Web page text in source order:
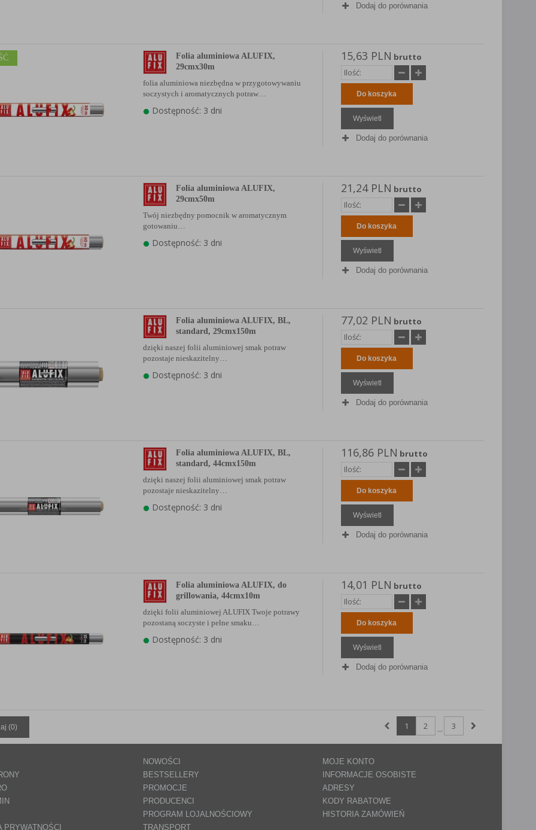
Dodaj do porównania
Folia aluminiowa ALUFIX,
29cmx30m
folia aluminiowa niezbędna w przygotowywaniu
soczystych i aromatycznych potraw…
Dostępność: 3 dni
15,63 PLN brutto
Do koszyka
Wyświetl
Dodaj do porównania
Folia aluminiowa ALUFIX,
29cmx50m
Twój niezbędny pomocnik w aromatycznym
gotowaniu…
Dostępność: 3 dni
21,24 PLN brutto
Do koszyka
Wyświetl
Dodaj do porównania
Folia aluminiowa ALUFIX, BL,
standard, 29cmx150m
dzięki naszej folii aluminiowej smak potraw
pozostaje nieskazitelny…
Dostępność: 3 dni
77,02 PLN brutto
Do koszyka
Wyświetl
Dodaj do porównania
Folia aluminiowa ALUFIX, BL,
standard, 44cmx150m
dzięki naszej folii aluminiowej smak potraw
pozostaje nieskazitelny…
Dostępność: 3 dni
116,86 PLN brutto
Do koszyka
Wyświetl
Dodaj do porównania
Folia aluminiowa ALUFIX, do
grillowania, 44cmx10m
dzięki folii aluminiowej ALUFIX Twoje potrawy
pozostaną soczyste i pełne smaku…
Dostępność: 3 dni
14,01 PLN brutto
Do koszyka
Wyświetl
Dodaj do porównania
(0) 1 2 ... 3
PRYWATNOŚCI
NOWOŚCI
BESTSELLERY
PROMOCJE
PRODUCENCI
PROGRAM LOJALNOŚCIOWY
TRANSPORT
MOJE KONTO
INFORMACJE OSOBISTE
ADRESY
KODY RABATOWE
HISTORIA ZAMÓWIEŃ